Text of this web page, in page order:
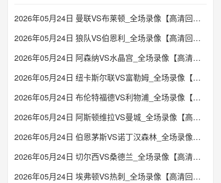
2026年05月24日 曼联VS布莱顿_全场录像【高清回放】
2026年05月24日 狼队VS伯恩利_全场录像【高清回放】
2026年05月24日 阿森纳VS水晶宫_全场录像【高清回放】
2026年05月24日 纽卡斯尔联VS富勒姆_全场录像【高清回放】
2026年05月24日 布伦特福德VS利物浦_全场录像【高清回放】
2026年05月24日 阿斯顿维拉VS曼城_全场录像【高清回放】
2026年05月24日 伯恩茅斯VS诺丁汉森林_全场录像【高清回放】
2026年05月24日 切尔西VS桑德兰_全场录像【高清回放】
2026年05月24日 埃弗顿VS热刺_全场录像【高清回放】